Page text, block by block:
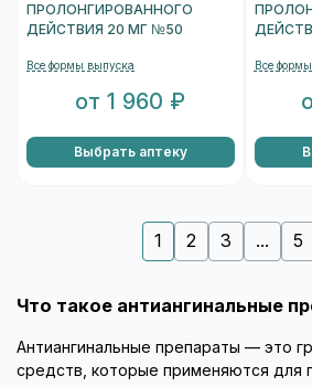
ПРОЛОНГИРОВАННОГО
ДЕЙСТВИЯ 20 МГ №50
Все формы выпуска
от 1 960 ₽
Выбрать аптеку
Все
1 2 3 ... 5
Что такое антиангинальные
Антиангинальные препараты — это
средств, которые применяются для